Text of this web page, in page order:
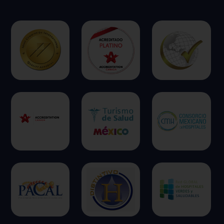
Permitir todas
Sistema de personalización de cookies
Cookies dirigidas
Cookies de funcionalidad
Cookies de rendimiento